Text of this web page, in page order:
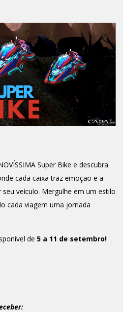
Super Bike e descubra
cada caixa traz emoção e a
veículo. Mergulhe em um estilo
cada viagem uma jornada
de 5 a 11 de setembro!